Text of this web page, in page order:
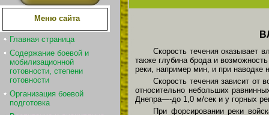
Меню сайта
Главная страница
Содержание боевой и
мобилизационной
готовности, степени
готовности
Организация боевой
подготовка
Скорость течения оказывает
также глубина брода и
реки, например мин, и при наводке
Скорость течения зависит от
относительно небольших
Днепра—-до 1,0 м/сек и у горных
При форсировании реки